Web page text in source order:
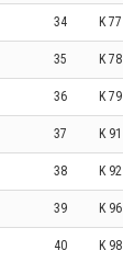
34 K 77
35 K 78
36 K 79
37 K 91
38 K 92
39 K 96
40 K 98